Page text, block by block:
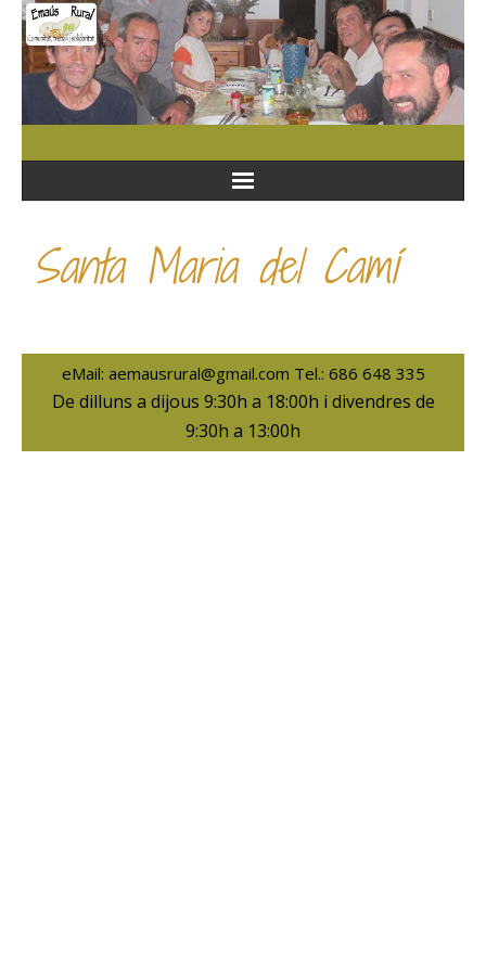
Santa Maria del Camí
eMail: aemausrural@gmail.com Tel.: 686 648 335
De dilluns a dijous 9:30h a 18:00h i divendres de
9:30h a 13:00h